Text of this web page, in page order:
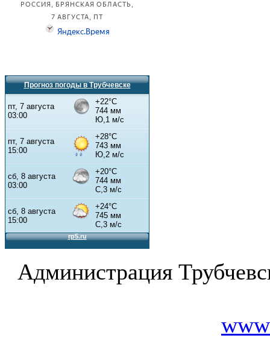
Прогноз погоды в Трубчевске
Администрация